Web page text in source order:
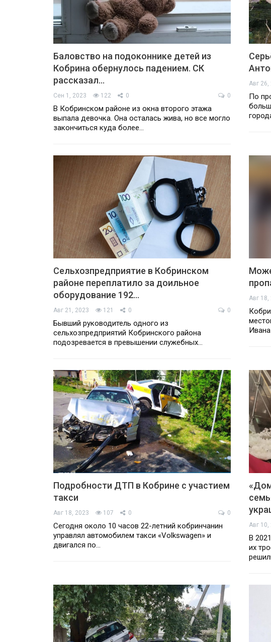
Баловство на подоконнике детей из
Кобрина обернулось падением. СК
рассказал…
Сен 1, 2023 122 0 0
В Кобринском районе из окна второго этажа
выпала девочка. Она осталась жива, но все могло
закончиться куда более…
Авг 26,
По
Сельхозпредприятие в Кобринском
районе переплатило за доильное
оборудование 192…
Авг 21, 2023 121 0 0
Бывший руководитель одного из
сельхозпредприятий Кобринского района
подозревается в превышении служебных…
Авг 18,
Подробности ДТП в Кобрине с участием
такси
Авг 18, 2023 107 0 0
Сегодня около 10 часов 22-летний кобринчанин
управлял автомобилем такси «Volkswagen» и
двигался по…
Авг 10,
В
их